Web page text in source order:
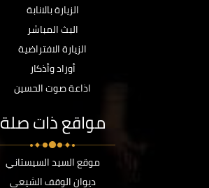
الزيارة بالانابة
البث المباشر
الزيارة الافتراضية
أوراد وأذكار
اذاعة صوت الحسين
مواقع ذات صلة
موقع السيد السيستاني
ديوان الوقف الشيعي